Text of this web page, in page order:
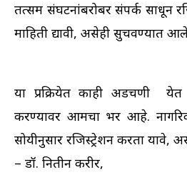
तत्सम संघटनांबरोबर संपर्क साधून
माहिती द्यावी, असेही सुचवण्यात
या प्रक्रियेत काही अडचणी
करण्यावर आमचा भर आहे.
सोयीनुसार रजिस्ट्रेशन करता यावे,
– डॉ. नितीन करीर,